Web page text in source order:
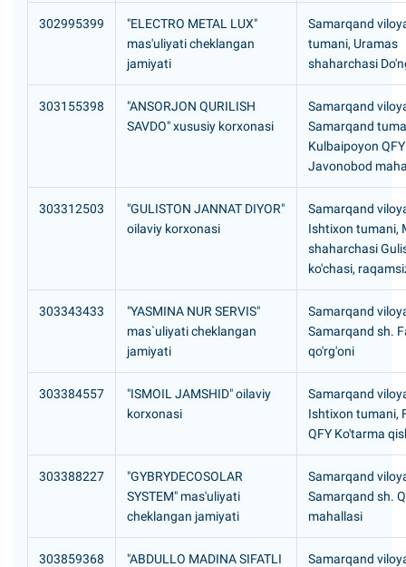
302995399
"ELECTRO METAL LUX"
mas'uliyati cheklangan
jamiyati
Samarqand
tumani, Uramas
shaharchasi
303155398
"ANSORJON QURILISH
SAVDO" xususiy korxonasi
Samarqand
Samarqand
Kulbaipoyon QFY
Javonobod
303312503
"GULISTON JANNAT DIYOR"
oilaviy korxonasi
Samarqand
Ishtixon tumani,
shaharchasi
ko'chasi,
303343433
"YASMINA NUR SERVIS"
mas`uliyati cheklangan
jamiyati
Samarqand
Samarqand sh.
qo'rg'oni
303384557
"ISMOIL JAMSHID" oilaviy
korxonasi
Samarqand
Ishtixon tumani,
QFY Ko'tarma
303388227
"GYBRYDECOSOLAR
SYSTEM" mas'uliyati
cheklangan jamiyati
Samarqand
Samarqand sh.
mahallasi
303859368
"ABDULLO MADINA SIFATLI
Samarqand